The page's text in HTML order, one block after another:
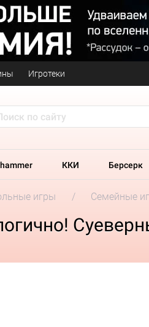
Игротеки
ККИ Берсерк
игры Семейные